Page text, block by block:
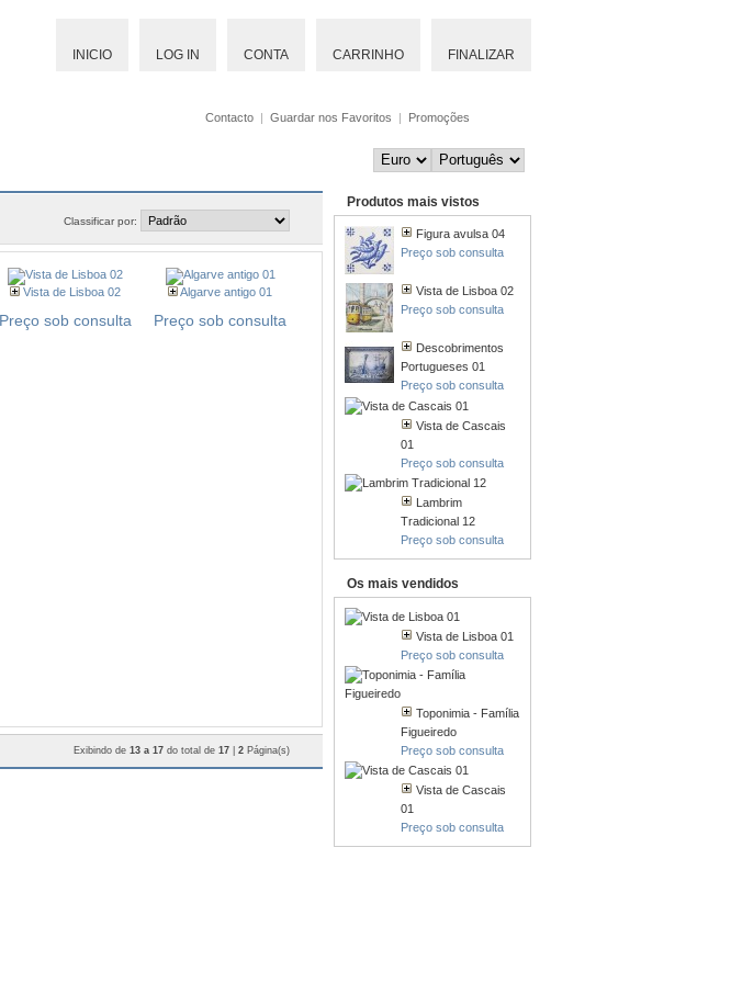
INICIO LOG IN CONTA CARRINHO FINALIZAR
Contacto | Guardar nos Favoritos | Promoções
Produtos mais vistos
Figura avulsa 04
Preço sob consulta
Vista de Lisboa 02
Preço sob consulta
Descobrimentos
Portugueses 01
Preço sob consulta
Vista de Cascais
01
Preço sob consulta
Lambrim
Tradicional 12
Preço sob consulta
Os mais vendidos
Vista de Lisboa 01
Preço sob consulta
Toponimia - Família
Figueiredo
Preço sob consulta
Vista de Cascais
01
Preço sob consulta
Classificar por:
Vista de Lisboa 02
Preço sob consulta
Algarve antigo 01
Preço sob consulta
Exibindo de 13 a 17 do total de 17 2 Página(s)